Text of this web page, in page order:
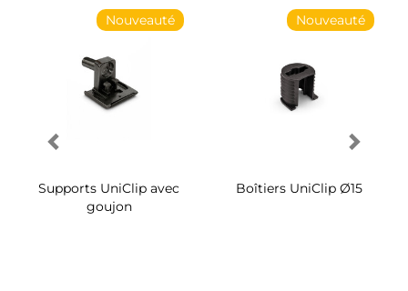
Nouveauté
Supports UniClip avec
goujon
Nouveauté
Boîtiers UniClip Ø15